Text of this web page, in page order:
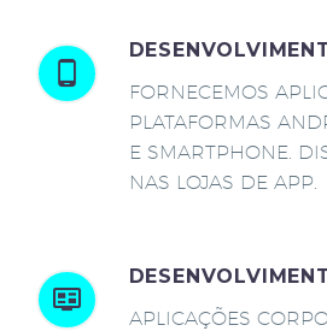
FORNECEMOS
PLATAFORMAS
E SMARTPHONE.
NAS LOJAS DE APP.
APLICAÇÕES